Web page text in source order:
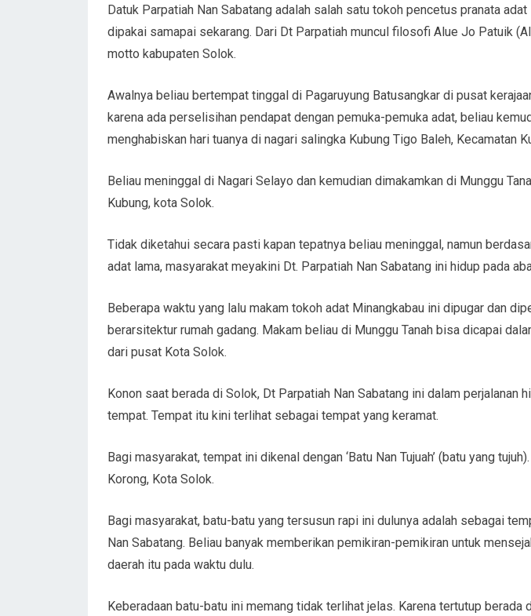
Datuk Parpatiah Nan Sabatang adalah salah satu tokoh pencetus pranata
dipakai samapai sekarang. Dari Dt Parpatiah muncul filosofi Alue Jo Patuik
motto kabupaten Solok.
Awalnya beliau bertempat tinggal di Pagaruyung Batusangkar di pusat
karena ada perselisihan pendapat dengan pemuka-pemuka adat, beliau
menghabiskan hari tuanya di nagari salingka Kubung Tigo Baleh, Kecamatan
Beliau meninggal di Nagari Selayo dan kemudian dimakamkan di Munggu
Kubung, kota Solok.
Tidak diketahui secara pasti kapan tepatnya beliau meninggal, namun
adat lama, masyarakat meyakini Dt. Parpatiah Nan Sabatang ini hidup pada
Beberapa waktu yang lalu makam tokoh adat Minangkabau ini dipugar dan
berarsitektur rumah gadang. Makam beliau di Munggu Tanah bisa dicapai
dari pusat Kota Solok.
Konon saat berada di Solok, Dt Parpatiah Nan Sabatang ini dalam perjalanan
tempat. Tempat itu kini terlihat sebagai tempat yang keramat.
Bagi masyarakat, tempat ini dikenal dengan ‘Batu Nan Tujuah’ (batu yang
Korong, Kota Solok.
Bagi masyarakat, batu-batu yang tersusun rapi ini dulunya adalah sebagai
Nan Sabatang. Beliau banyak memberikan pemikiran-pemikiran untuk
daerah itu pada waktu dulu.
Keberadaan batu-batu ini memang tidak terlihat jelas. Karena tertutup berada